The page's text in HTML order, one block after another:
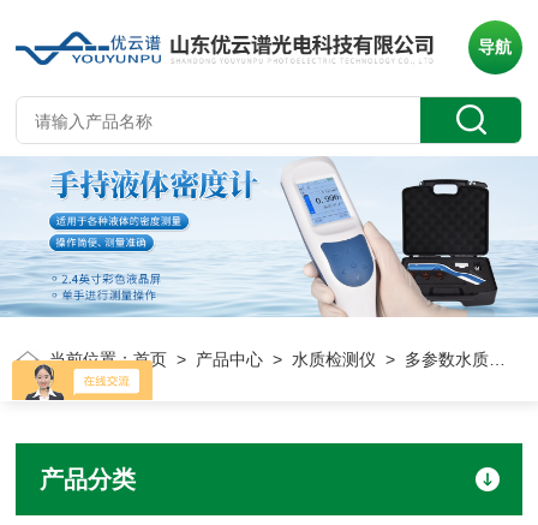
导航
当前位置：首页 > 产品中心 >水质检测仪 > 多参数水质检测仪
产品分类